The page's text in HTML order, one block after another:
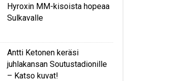
Hyroxin MM-kisoista hopeaa
Sulkavalle
Antti Ketonen keräsi
juhlakansan Soutustadionille
– Katso kuvat!